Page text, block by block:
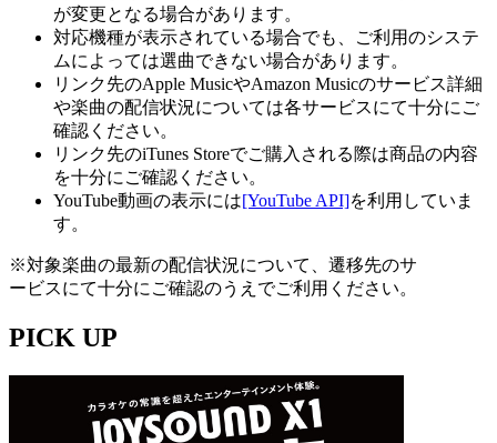
が変更となる場合があります。
対応機種が表示されている場合でも、ご利用のシステ
ムによっては選曲できない場合があります。
リンク先のApple MusicやAmazon Musicのサービス詳細
や楽曲の配信状況については各サービスにて十分にご
確認ください。
リンク先のiTunes Storeでご購入される際は商品の内容
を十分にご確認ください。
YouTube動画の表示には[YouTube API]を利用していま
す。
※対象楽曲の最新の配信状況について、遷移先のサ
ービスにて十分にご確認のうえでご利用ください。
PICK UP